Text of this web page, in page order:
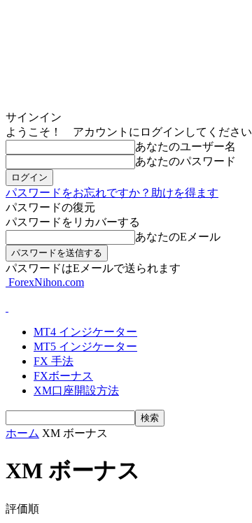
サインイン
ようこそ！ アカウントにログインしてください
あなたのユーザー名
あなたのパスワード
パスワードをお忘れですか？助けを得ます
パスワードの復元
パスワードをリカバーする
あなたのEメール
パスワードはEメールで送られます
ForexNihon.com
MT4 インジケーター
MT5 インジケーター
FX 手法
FXボーナス
XM口座開設方法
ホーム XM ボーナス
XM ボーナス
評価順